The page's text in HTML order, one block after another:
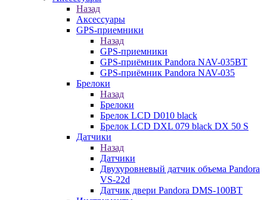
Назад
Аксессуары
GPS-приемники
Назад
GPS-приемники
GPS-приёмник Pandora NAV-035BT
GPS-приёмник Pandora NAV-035
Брелоки
Назад
Брелоки
Брелок LCD D010 black
Брелок LCD DXL 079 black DX 50 S
Датчики
Назад
Датчики
Двухуровневый датчик объема Pandora
VS-22d
Датчик двери Pandora DMS-100BT